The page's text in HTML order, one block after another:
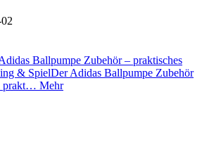
Ballpumpe Zubehör – praktisches
& SpielDer Adidas Ballpumpe Zubehör
prakt… Mehr